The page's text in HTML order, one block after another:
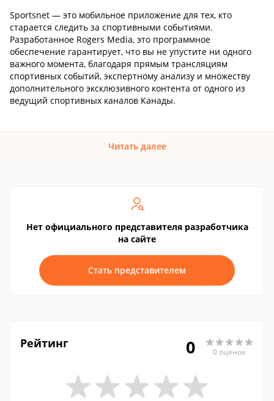
Sportsnet — это мобильное приложение для тех, кто
старается следить за спортивными событиями.
Разработанное Rogers Media, это программное
обеспечение гарантирует, что вы не упустите ни одного
важного момента, благодаря прямым трансляциям
спортивных событий, экспертному анализу и множеству
дополнительного эксклюзивного контента от одного из
ведущий спортивных каналов Канады.
Читать далее
Нет официального представителя разработчика
на сайте
Стать представителем
Рейтинг 0 0 оценок